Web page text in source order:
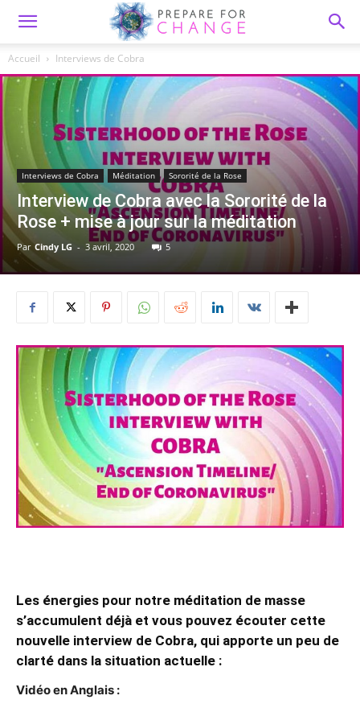
Accueil Interviews de Cobra
Interviews de Cobra Méditation Sororité de la Rose
Interview de Cobra avec la Sororité de la
Rose + mise à jour sur la méditation
Par Cindy LG - 3 avril, 2020 5
Les énergies pour notre méditation de masse
s’accumulent déjà et vous pouvez écouter cette
nouvelle interview de Cobra, qui apporte un peu de
clarté dans la situation actuelle :
Vidéo en Anglais :